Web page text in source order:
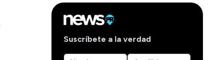
Suscríbete a la verdad